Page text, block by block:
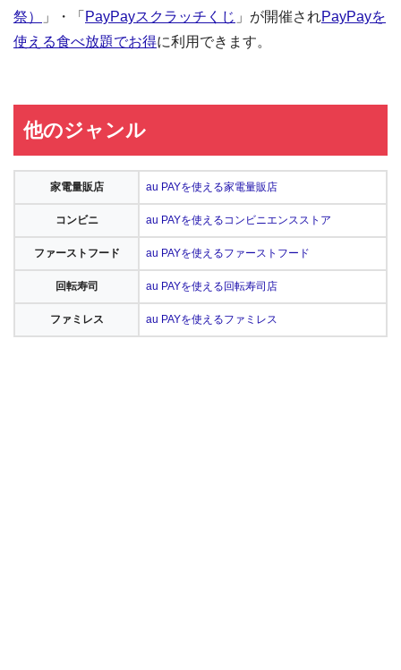
祭）
」・「 PayPayスクラッチくじ 」が開催されPayPayを
使える食べ放題でお得に利用できます。
他のジャンル
家電量販店 au PAYを使える家電量販店
コンビニ au PAYを使えるコンビニエンスストア
ファーストフード au PAYを使えるファーストフード
回転寿司 au PAYを使える回転寿司店
ファミレス au PAYを使えるファミレス